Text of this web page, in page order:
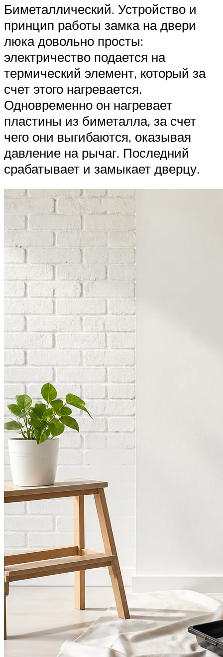
Биметаллический. Устройство и
принцип работы замка на двери
люка довольно просты:
электричество подается на
термический элемент, который за
счет этого нагревается.
Одновременно он нагревает
пластины из биметалла, за счет
чего они выгибаются, оказывая
давление на рычаг. Последний
срабатывает и замыкает дверцу.